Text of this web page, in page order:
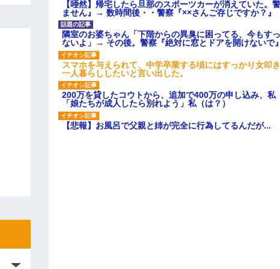
【唖然】帰宅したら旦那のスポーツカーが消えていた。
ません』→ 数時間後・・警察『××さんご存じですか？』
隣室のお婆ちゃん「下階からの異臭に困ってる、今もす
ないよ」→ その後。警察『絶対に窓とドアを開けないで』
スマホを与えられて、中学卒業する頃にはすっかり女叩
一人暮らししたいと言い出した。
200万を貸したコウトから、追加で400万の申し込み、
「娘たちが成人したら別れよう」私（は？）
【悲報】お風呂で父親と姉が完全に行為してるんだが...